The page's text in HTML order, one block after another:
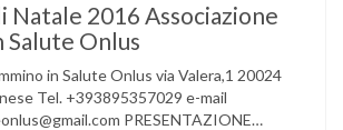
Natale 2016 Associazione
Salute Onlus
in Salute Onlus via Valera,1 20024
Tel. +393895357029 e-mail
PRESENTAZIONE